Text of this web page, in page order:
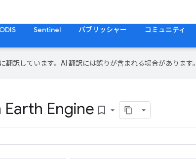
Sentinel パブリッシャー コミュニティ
訳しています。AI 翻訳には誤りが含まれる場合があります。
Engine bookmark_border